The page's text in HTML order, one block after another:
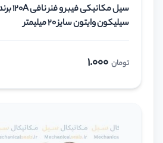
سیلیکون وایتون سایز 20 میلیمتر
تومان 1.000